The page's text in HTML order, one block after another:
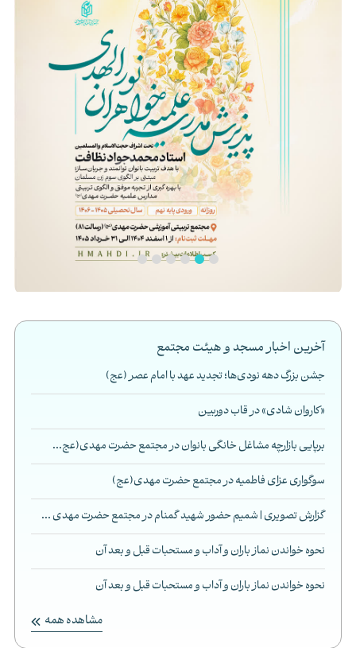
آخرین اخبار مسجد و هیئت مجتمع
جشن بزرگ دهه نودی‌ها؛ تجدید عهد با امام عصر (عج)
«کاروان شادی» در قاب دوربین
برپایی بازارچه مشاغل خانگی بانوان در مجتمع حضرت مهدی(عج...
سوگواری عزای فاطمیه در مجتمع حضرت مهدی(عج)
گزارش تصویری | شمیم حضور شهید گمنام در مجتمع حضرت مهدی ...
نحوه خواندن نماز باران و آداب و مستحبات قبل و بعد آن
نحوه خواندن نماز باران و آداب و مستحبات قبل و بعد آن
مشاهده همه